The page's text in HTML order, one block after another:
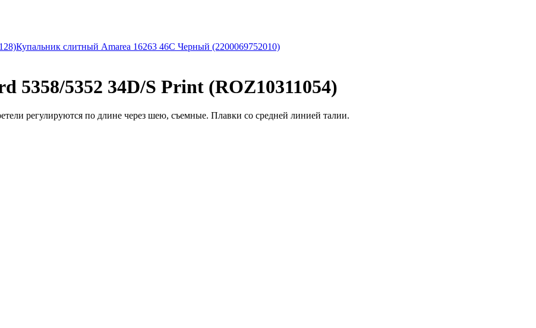
Купальник слитный Amarea 16263 46C Черный (2200069752010)
5358/5352 34D/S Print (ROZ10311054)
регулируются по длине через шею, съемные. Плавки со средней линией талии.